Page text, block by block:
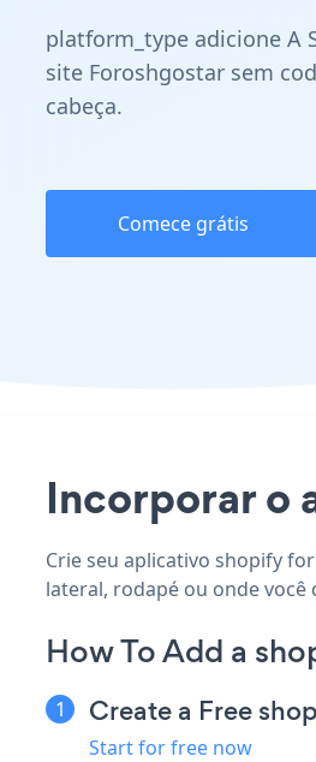
platform_type adicione A
site Foroshgostar sem
cabeça.
Comece grátis
Incorporar o
Crie seu aplicativo shopify
lateral, rodapé ou onde
How To Add a
Create a Free
Start for free now